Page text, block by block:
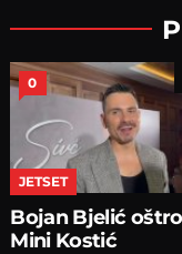
0
JETSET
Bojan Bjelić
Mini Kostić